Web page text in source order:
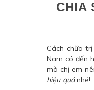
CHIA
Cách chữa
Nam có đến
mà chị em
hiệu quảnhé!